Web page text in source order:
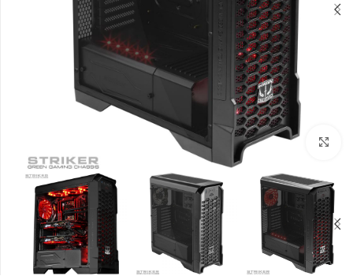
بزرگنمایی تصویر